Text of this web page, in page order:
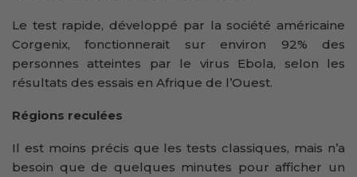
Le test rapide, développé par la société américaine
Corgenix, fonctionnerait sur environ 92% des
personnes atteintes par le virus Ebola, selon les
résultats des essais en Afrique de l’Ouest.
Régions reculées
Il est moins précis que les tests classiques, mais n’a
besoin que de quelques minutes pour afficher un